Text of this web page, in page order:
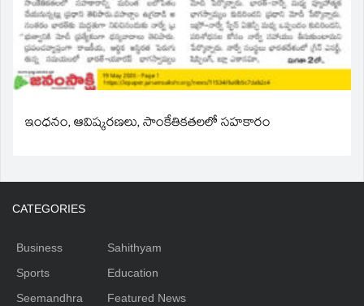
ఇంధనం, ఆవిష్కరణలు, సాంకేతికతలలో సహకారం
CATEGORIES
Business
Sports
Seemandhra
Sahithyam
Education
Featured News